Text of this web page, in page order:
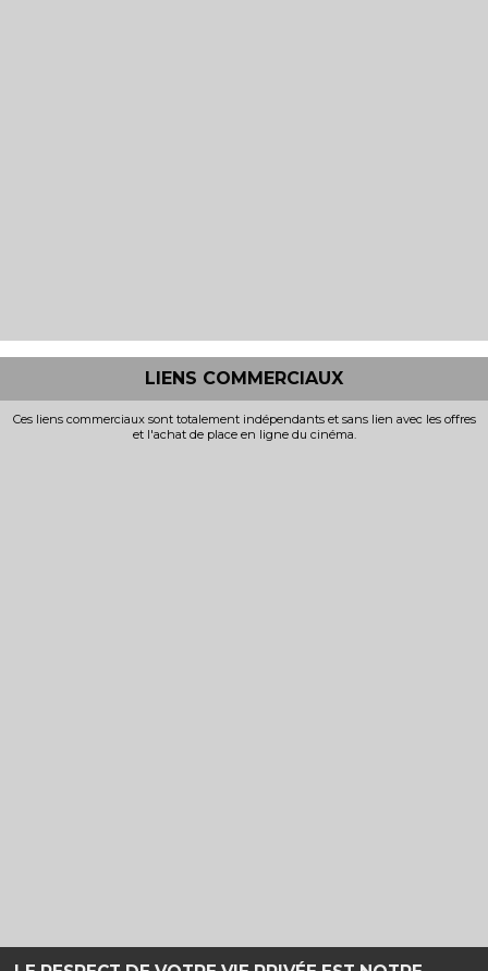
LIENS COMMERCIAUX
Ces liens commerciaux sont totalement indépendants et sans lien avec les offres
et l'achat de place en ligne du cinéma.